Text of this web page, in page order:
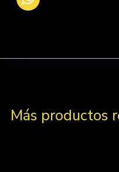
Más productos